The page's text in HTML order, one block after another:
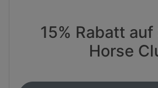
15% Rabatt
Horse